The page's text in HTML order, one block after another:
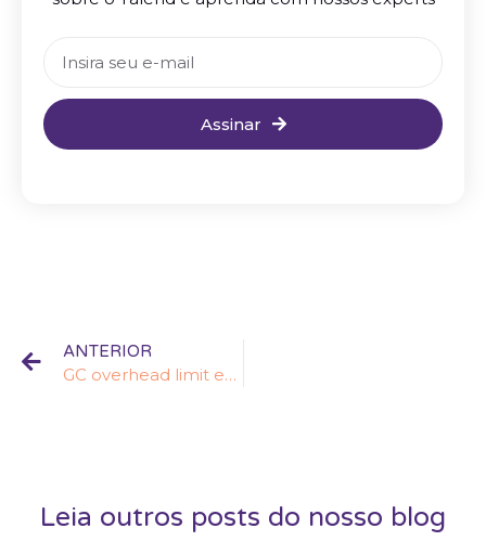
Assinar
ANTERIOR
GC overhead limit exceeded ao executar o job no Studio
Leia outros posts do nosso blog